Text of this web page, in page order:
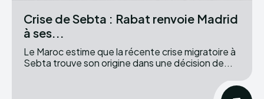
Crise de Sebta : Rabat renvoie Madrid
à ses...
Le Maroc estime que la récente crise migratoire à
Sebta trouve son origine dans une décision de...